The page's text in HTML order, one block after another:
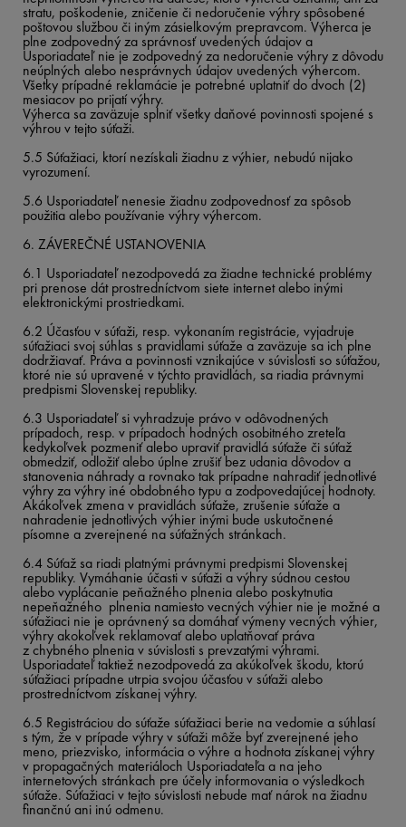
stratu, poškodenie, zničenie či nedoručenie výhry spôsobené
poštovou službou či iným zásielkovým prepravcom. Výherca je
plne zodpovedný za správnosť uvedených údajov a
Usporiadateľ nie je zodpovedný za nedoručenie výhry z dôvodu
neúplných alebo nesprávnych údajov uvedených výhercom.
Všetky prípadné reklamácie je potrebné uplatniť do dvoch (2)
mesiacov po prijatí výhry.
Výherca sa zaväzuje splniť všetky daňové povinnosti spojené s
výhrou v tejto súťaži.
5.5 Súťažiaci, ktorí nezískali žiadnu z výhier, nebudú nijako
vyrozumení.
5.6 Usporiadateľ nenesie žiadnu zodpovednosť za spôsob
použitia alebo používanie výhry výhercom.
6. ZÁVEREČNÉ USTANOVENIA
6.1 Usporiadateľ nezodpovedá za žiadne technické problémy
pri prenose dát prostredníctvom siete internet alebo inými
elektronickými prostriedkami.
6.2 Účasťou v súťaži, resp. vykonaním registrácie, vyjadruje
súťažiaci svoj súhlas s pravidlami súťaže a zaväzuje sa ich plne
dodržiavať. Práva a povinnosti vznikajúce v súvislosti so súťažou,
ktoré nie sú upravené v týchto pravidlách, sa riadia právnymi
predpismi Slovenskej republiky.
6.3 Usporiadateľ si vyhradzuje právo v odôvodnených
prípadoch, resp. v prípadoch hodných osobitného zreteľa
kedykoľvek pozmeniť alebo upraviť pravidlá súťaže či súťaž
obmedziť, odložiť alebo úplne zrušiť bez udania dôvodov a
stanovenia náhrady a rovnako tak prípadne nahradiť jednotlivé
výhry za výhry iné obdobného typu a zodpovedajúcej hodnoty.
Akákoľvek zmena v pravidlách súťaže, zrušenie súťaže a
nahradenie jednotlivých výhier inými bude uskutočnené
písomne a zverejnené na súťažných stránkach.
6.4 Súťaž sa riadi platnými právnymi predpismi Slovenskej
republiky. Vymáhanie účasti v súťaži a výhry súdnou cestou
alebo vyplácanie peňažného plnenia alebo poskytnutia
nepeňažného plnenia namiesto vecných výhier nie je možné a
súťažiaci nie je oprávnený sa domáhať výmeny vecných výhier,
výhry akokoľvek reklamovať alebo uplatňovať práva
z chybného plnenia v súvislosti s prevzatými výhrami.
Usporiadateľ taktiež nezodpovedá za akúkoľvek škodu, ktorú
súťažiaci prípadne utrpia svojou účasťou v súťaži alebo
prostredníctvom získanej výhry.
6.5 Registráciou do súťaže súťažiaci berie na vedomie a súhlasí
s tým, že v prípade výhry v súťaži môže byť zverejnené jeho
meno, priezvisko, informácia o výhre a hodnota získanej výhry
v propagačných materiáloch Usporiadateľa a na jeho
internetových stránkach pre účely informovania o výsledkoch
súťaže. Súťažiaci v tejto súvislosti nebude mať nárok na žiadnu
finančnú ani inú odmenu.